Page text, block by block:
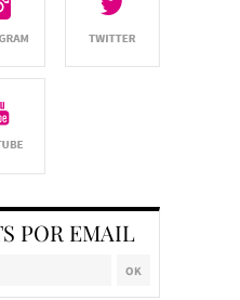
POR EMAIL